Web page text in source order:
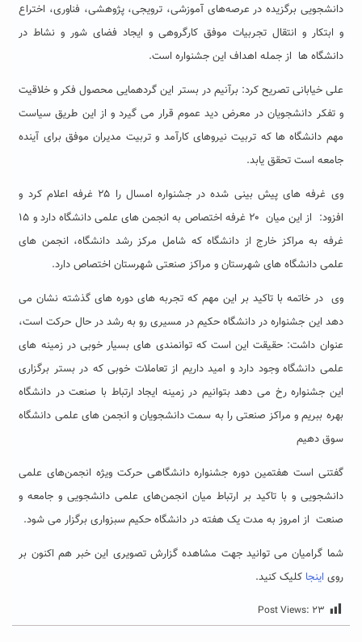
دانشجویی برگزیده در عرصه‌های آموزشی، ترویجی، پژوهشی، فناوری، اختراع
و ابتکار و انتقال تجربیات موفق کارگروهی و ایجاد فضای شور و نشاط در
دانشگاه ها از جمله اهداف این جشنواره است.
علی خیابانی تصریح کرد: برآنیم در بستر این گردهمایی محصول فکر و خلاقیت
و تفکر دانشجویان در معرض دید عموم قرار می گیرد و از این طریق سیاست
مهم دانشگاه ها که تربیت نیروهای کارآمد و تربیت مدیران موفق برای آینده
جامعه است تحقق یابد.
وی غرفه های پیش بینی شده در جشنواره امسال را ۲۵ غرفه اعلام کرد و
افزود: از این میان ۲۰ غرفه اختصاص به انجمن های علمی دانشگاه دارد و ۱۵
غرفه به مراکز خارج از دانشگاه که شامل مرکز رشد دانشگاه، انجمن های
علمی دانشگاه های شهرستان و مراکز صنعتی شهرستان اختصاص دارد.
وی در خاتمه با تاکید بر این مهم که تجربه های دوره های گذشته نشان می
دهد این جشنواره در دانشگاه حکیم در مسیری رو به رشد در حال حرکت است،
عنوان داشت: حقیقت این است که توانمندی های بسیار خوبی در زمینه های
علمی دانشگاه وجود دارد و امید داریم از تعاملات خوبی که در بستر برگزاری
این جشنواره رخ می دهد بتوانیم در زمینه ایجاد ارتباط با صنعت در دانشگاه
بهره ببریم و مراکز صنعتی را به سمت دانشجویان و انجمن های علمی دانشگاه
سوق دهیم
گفتنی است هفتمین دوره جشنواره دانشگاهی حرکت ویژه انجمن‌های علمی
دانشجویی و با تاکید بر ارتباط میان انجمن‌های علمی دانشجویی و جامعه و
صنعت از امروز به مدت یک هفته در دانشگاه حکیم سبزواری برگزار می شود.
شما گرامیان می توانید جهت مشاهده گزارش تصویری این خبر هم اکنون بر
روی اینجا کلیک کنید.
Post Views: ۲۳